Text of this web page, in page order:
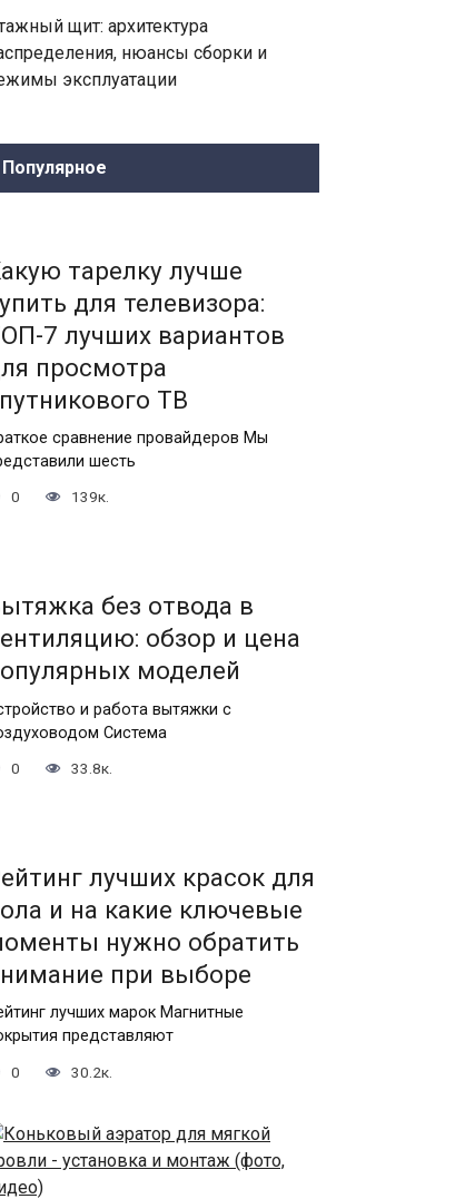
щит: архитектура
нюансы сборки и
эксплуатации
Популярное
тарелку лучше
для телевизора:
7 лучших вариантов
просмотра
ТВ
сравнение провайдеров Мы
шесть
0 139к.
без отвода в
обзор и цена
моделей
и работа вытяжки с
Система
0 33.8к.
лучших красок для
и на какие ключевые
нужно обратить
при выборе
лучших марок Магнитные
представляют
0 30.2к.